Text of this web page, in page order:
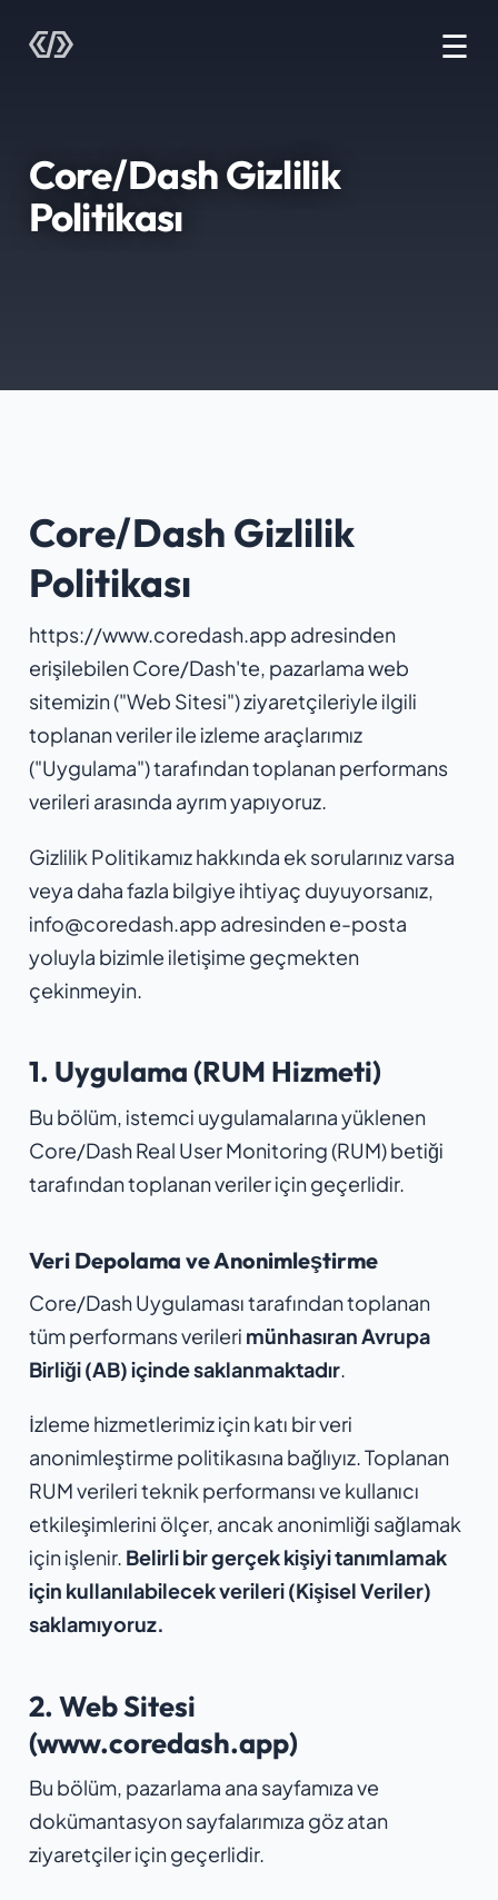
☰
Core/Dash Gizlilik
Politikası
Core/Dash Gizlilik
Politikası
https://www.coredash.app adresinden
erişilebilen Core/Dash'te, pazarlama web
sitemizin ("Web Sitesi") ziyaretçileriyle ilgili
toplanan veriler ile izleme araçlarımız
("Uygulama") tarafından toplanan performans
verileri arasında ayrım yapıyoruz.
Gizlilik Politikamız hakkında ek sorularınız varsa
veya daha fazla bilgiye ihtiyaç duyuyorsanız,
info@coredash.app adresinden e-posta
yoluyla bizimle iletişime geçmekten
çekinmeyin.
1. Uygulama (RUM Hizmeti)
Bu bölüm, istemci uygulamalarına yüklenen
Core/Dash Real User Monitoring (RUM) betiği
tarafından toplanan veriler için geçerlidir.
Veri Depolama ve Anonimleştirme
Core/Dash Uygulaması tarafından toplanan
tüm performans verileri münhasıran Avrupa
Birliği (AB) içinde saklanmaktadır.
İzleme hizmetlerimiz için katı bir veri
anonimleştirme politikasına bağlıyız. Toplanan
RUM verileri teknik performansı ve kullanıcı
etkileşimlerini ölçer, ancak anonimliği sağlamak
için işlenir. Belirli bir gerçek kişiyi tanımlamak
için kullanılabilecek verileri (Kişisel Veriler)
saklamıyoruz.
2. Web Sitesi
(www.coredash.app)
Bu bölüm, pazarlama ana sayfamıza ve
dokümantasyon sayfalarımıza göz atan
ziyaretçiler için geçerlidir.